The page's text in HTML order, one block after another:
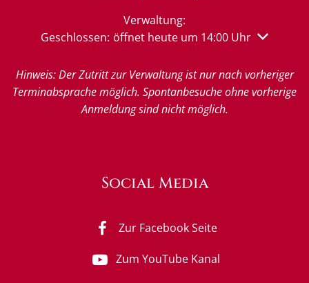
Verwaltung:
Klicken, um weitere Öffnungs- oder Schließzeiten
Geschlossen: öffnet heute um 14:00 Uhr
Hinweis: Der Zutritt zur Verwaltung ist nur nach vorheriger
Terminabsprache möglich. Spontanbesuche ohne vorherige
Anmeldung sind nicht möglich.
Social Media
Zur Facebook Seite
Zum YouTube Kanal